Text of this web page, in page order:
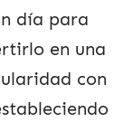
día para
en una
con